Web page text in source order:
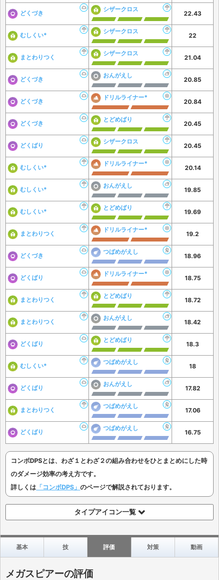
どくづき
シザークロス
22.43
むしくい*
シザークロス
22
まとわりつく
シザークロス
21.04
どくづき
おんがえし
20.85
どくづき
ドリルライナー*
20.84
どくづき
とどめばり
20.45
どくばり
シザークロス
20.45
むしくい*
ドリルライナー*
20.14
むしくい*
おんがえし
19.85
むしくい*
とどめばり
19.69
まとわりつく
ドリルライナー*
19.2
どくづき
つばめがえし
18.96
どくばり
ドリルライナー*
18.75
まとわりつく
とどめばり
18.72
まとわりつく
おんがえし
18.42
どくばり
とどめばり
18.3
むしくい*
つばめがえし
18
どくばり
おんがえし
17.82
まとわりつく
つばめがえし
17.06
どくばり
つばめがえし
16.75
コンボDPSとは、わざ１とわざ２の組み合わせをひとまとめにした時
のダメージ効率の考え方です。
詳しくは 「コンボDPS」 のページで解説されております。
タイプアイコン一覧
基本 技 評価 対策 動画
メガスピアーの評価